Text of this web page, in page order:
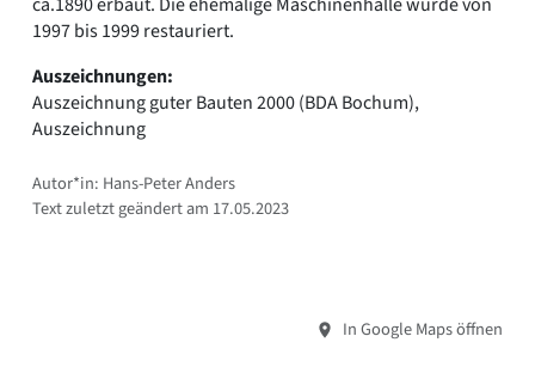
1997 bis 1999 restauriert.
Auszeichnungen:
Auszeichnung guter Bauten 2000 (BDA Bochum),
Auszeichnung
Autor*in: Hans-Peter Anders
Text zuletzt geändert am 17.05.2023
In Google Maps öffnen